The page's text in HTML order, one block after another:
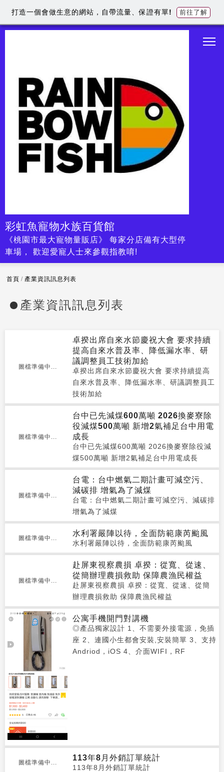
彩虹魚寵物水族百貨館
《桃園市最大寵物量販店》 每家分店備有大型停
車場， 歡迎愛寵人士來參觀指教唷!
首頁 / 產業資訊訊息列表
產業資訊訊息列表
圖檔準備中...
卓揆出席自來水節慶祝大會 要求持續
提高自來水普及率、降低漏水率、研
議調整員工技術加給
卓揆出席自來水節慶祝大會 要求持續提高
自來水普及率、降低漏水率、研議調整員工
技術加給
圖檔準備中...
台中已先減煤600萬噸 2026換麥寮除
役減煤500萬噸 新增2氣補足台中用電
成長
台中已先減煤600萬噸 2026換麥寮除役減
煤500萬噸 新增2氣補足台中用電成長
圖檔準備中...
台電：台中燃氣二期計畫可減空污、
減碳排 增氣為了減煤
台電：台中燃氣二期計畫可減空污、減碳排
增氣為了減煤
圖檔準備中...
水利署嚴陣以待，全面防範康芮颱風
水利署嚴陣以待，全面防範康芮颱風
圖檔準備中...
赴屏東視察農損 卓揆：從寬、從速、
從簡辦理農損救助 保障農漁民權益
赴屏東視察農損 卓揆：從寬、從速、從簡
辦理農損救助 保障農漁民權益
公寓手機開門對講機
◎產品獨家設計 1、不需要外接電源，免插
座 2、連國小生都會安裝,安裝簡單 3、支持
Andriod，iOS 4、介面WIFI，RF
圖檔準備中...
113年8月外銷訂單統計
113年8月外銷訂單統計
打造一個會做生意的網站，自帶流量、保證有單! 前往了解